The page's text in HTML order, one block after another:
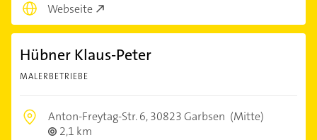
Webseite
Hübner Klaus-Peter
MALERBETRIEBE
Anton-Freytag-Str. 6,30823 Garbsen (Mitte)
2,1 km